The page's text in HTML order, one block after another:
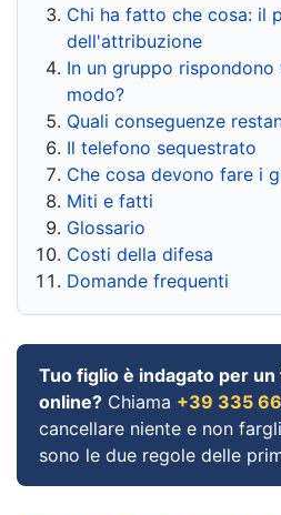
Chi ha fatto che cosa: il
dell'attribuzione
In un gruppo
modo?
Quali conseguenze
Il telefono sequestrato
Che cosa devono fare i
Miti e fatti
Glossario
Costi della difesa
Domande frequenti
Tuo figlio è indagato per
online? Chiama +39 335
cancellare niente e non
sono le due regole delle